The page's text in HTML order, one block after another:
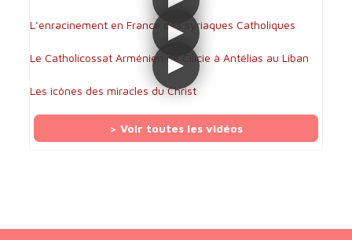
L’enracinement en France des syriaques Catholiques
Le Catholicossat Arménien de Cilicie à Antélias au Liban
Les icônes des miracles du Christ
> Voir toutes les vidéos